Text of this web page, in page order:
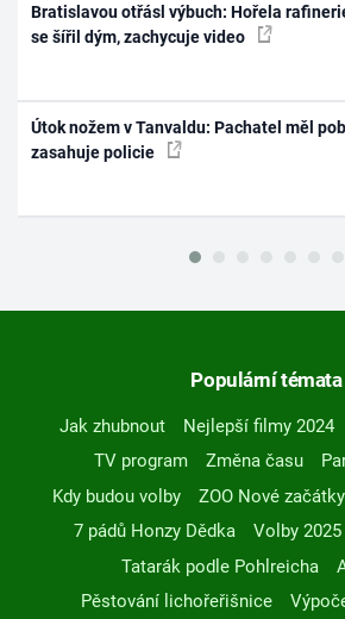
Bratislavou otřásl výbuch: Hořela
se šířil dým, zachycuje video
Útok nožem v Tanvaldu: Pachatel měl
zasahuje policie
Populární témata
Jak zhubnout Nejlepší filmy 2024
TV program
Změna času
Kdy budou volby
ZOO Nové začátky
7 pádů Honzy Dědka
Volby 2025
Tatarák podle Pohlreicha
Pěstování lichořeřišnice